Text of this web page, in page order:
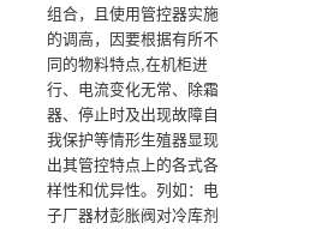
组合，且使用管控器实施
的调高，因要根据有所不
同的物料特点,在机柜进
行、电流变化无常、除霜
器、停止时及出现故障自
我保护等情形生殖器显现
出其管控特点上的各式各
样性和优异性。列如：电
子厂器材彭胀阀对冷库剂